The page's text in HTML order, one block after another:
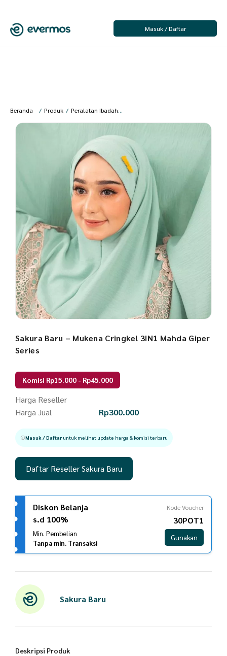
Masuk / Daftar
Beranda / Produk / Peralatan Ibadah /
Sakura Baru – Mukena Cringkel 3IN1 Mahda Giper
Series
Komisi Rp15.000 - Rp45.000
Harga Reseller
Harga Jual
Rp300.000
Masuk / Daftaruntuk melihat update harga & komisi terbaru
Daftar Reseller Sakura Baru
Diskon Belanja
s.d 100%
Min. Pembelian
Tanpa min. Transaksi
Kode Voucher
30POT1
Gunakan
Sakura Baru
Deskripsi Produk